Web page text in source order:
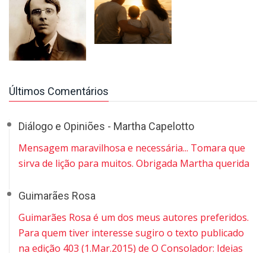
Últimos Comentários
Diálogo e Opiniões - Martha Capelotto
Mensagem maravilhosa e necessária... Tomara que
sirva de lição para muitos. Obrigada Martha querida
Guimarães Rosa
Guimarães Rosa é um dos meus autores preferidos.
Para quem tiver interesse sugiro o texto publicado
na edição 403 (1.Mar.2015) de O Consolador: Ideias